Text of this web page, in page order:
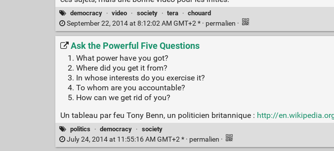
democracy · video · society · tera · chouard
September 22, 2014 at 8:12:02 AM GMT+2 * · permalien ·
Ask the Powerful Five Questions
What power have you got?
Where did you get it from?
In whose interests do you exercise it?
To whom are you accountable?
How can we get rid of you?
Un tableau par feu Tony Benn, un politicien britannique : http://
politics · democracy · society
July 24, 2014 at 11:55:16 AM GMT+2 * · permalien ·